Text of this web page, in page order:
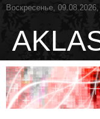
Воскресенье,